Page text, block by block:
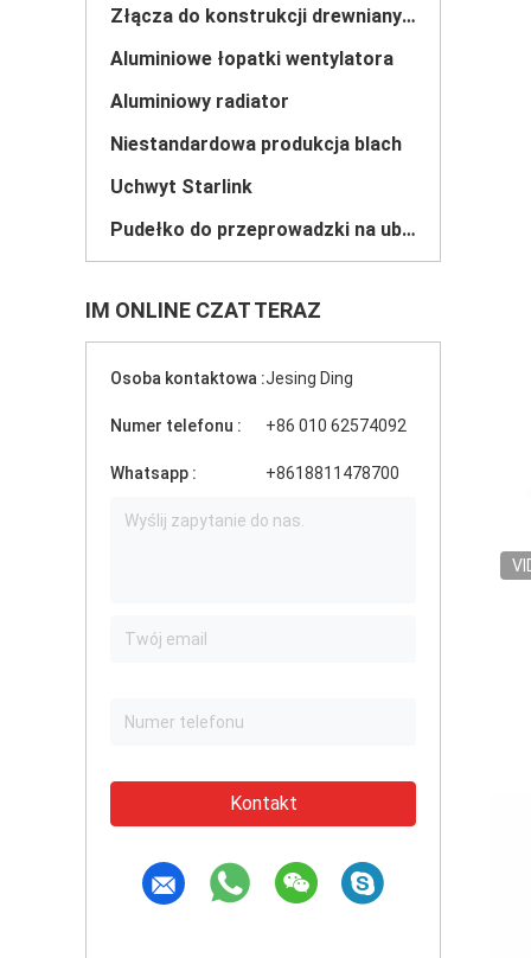
Złącza do konstrukcji drewnianych
Aluminiowe łopatki wentylatora
Aluminiowy radiator
Niestandardowa produkcja blach
Uchwyt Starlink
Pudełko do przeprowadzki na ubrania/drążek na wieszaki
IM ONLINE CZAT TERAZ
Osoba kontaktowa :Jesing Ding
Numer telefonu : +86 010 62574092
Whatsapp : +8618811478700
Kontakt